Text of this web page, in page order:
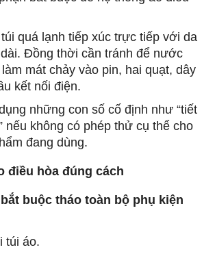
quá lạnh tiếp xúc trực tiếp với da
Đồng thời cần tránh để nước
mát chảy vào pin, hai quạt, dây
kết nối điện.
những con số cố định như “tiết
nếu không có phép thử cụ thể cho
đang dùng.
điều hòa đúng cách
bắt buộc tháo toàn bộ phụ kiện
túi áo.